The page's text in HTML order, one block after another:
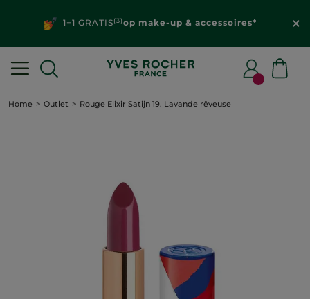
1+1 GRATIS(3)op make-up & accessoires*
Home Outlet Rouge Elixir Satijn 19. Lavande rêveuse